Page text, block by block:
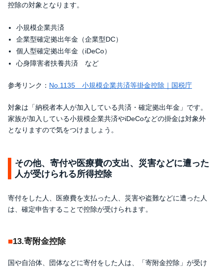
控除の対象となります。
小規模企業共済
企業型確定拠出年金（企業型DC）
個人型確定拠出年金（iDeCo）
心身障害者扶養共済 など
参考リンク： No.1135 小規模企業共済等掛金控除｜国税庁
対象は「納税者本人が加入している共済・確定拠出年金」です。
家族が加入している小規模企業共済やiDeCoなどの掛金は対象外
となりますので気をつけましょう。
その他、寄付や医療費の支出、災害などに遭った
人が受けられる所得控除
寄付をした人、医療費を支払った人、災害や盗難などに遭った人
は、確定申告することで控除が受けられます。
13.寄附金控除
国や自治体、団体などに寄付をした人は、「寄附金控除」が受け